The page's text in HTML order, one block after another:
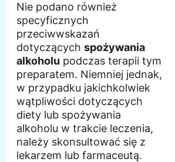
Nie podano również
specyficznych
przeciwwskazań
dotyczących spożywania
alkoholu podczas terapii tym
preparatem. Niemniej jednak,
w przypadku jakichkolwiek
wątpliwości dotyczących
diety lub spożywania
alkoholu w trakcie leczenia,
należy skonsultować się z
lekarzem lub farmaceutą.